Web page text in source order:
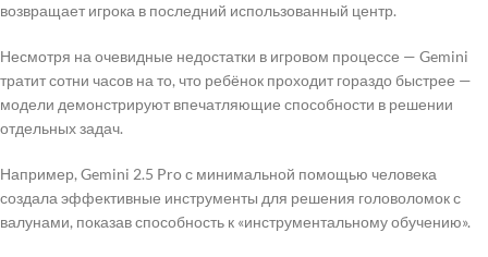
возвращает игрока в последний использованный центр.
Несмотря на очевидные недостатки в игровом процессе — Gemini
тратит сотни часов на то, что ребёнок проходит гораздо быстрее —
модели демонстрируют впечатляющие способности в решении
отдельных задач.
Например, Gemini 2.5 Pro с минимальной помощью человека
создала эффективные инструменты для решения головоломок с
валунами, показав способность к «инструментальному обучению».